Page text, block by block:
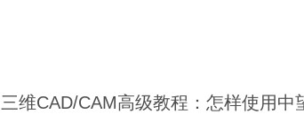
三维CAD/CAM高级教程：怎样使用中